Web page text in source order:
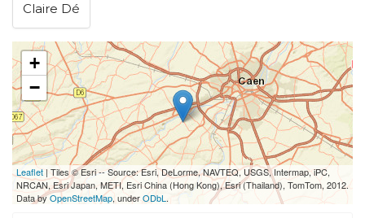
Claire Dé
+
−
Leaflet | Tiles © Esri -- Source: Esri, DeLorme, NAVTEQ, USGS, Intermap, iPC,
NRCAN, Esri Japan, METI, Esri China (Hong Kong), Esri (Thailand), TomTom, 2012.
Data byOpenStreetMap, underODbL .